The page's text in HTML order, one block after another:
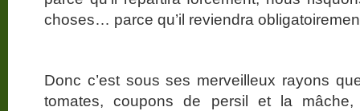
choses… parce qu’il reviendra
Donc c’est sous ses merveilleux rayons
tomates, coupons de persil et la